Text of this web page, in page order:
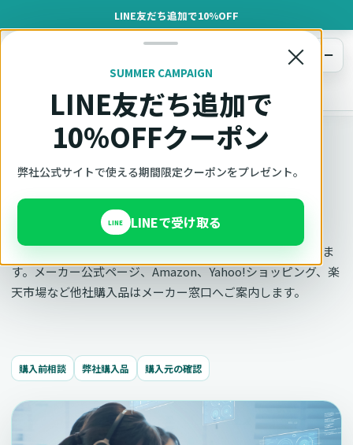
LINE友だち追加で10%OFF
×
SUMMER CAMPAIGN
LINE友だち追加で
10%OFFクーポン
弊社公式サイトで使える期間限定クーポンをプレゼント。
LINE LINEで受け取る
オットキャスト
メニュー
お問い合わせ
OTTOCAST正規販売代理店 AZGATE株式会社
お問い合わせ
購入前の相談と弊社購入品のサポートはAzgate窓口で承りま
す。メーカー公式ページ、Amazon、Yahoo!ショッピング、楽
天市場など他社購入品はメーカー窓口へご案内します。
購入前相談 弊社購入品 購入元の確認